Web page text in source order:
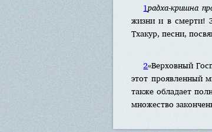
1радха-кришна
жизни и в смерти!
Тхакур, песни,
2«Верховный
этот проявленный
также обладает
множество